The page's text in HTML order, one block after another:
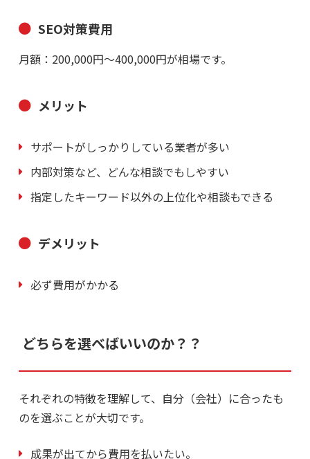
SEO対策費用
月額：200,000円～400,000円が相場です。
メリット
サポートがしっかりしている業者が多い
内部対策など、どんな相談でもしやすい
指定したキーワード以外の上位化や相談もできる
デメリット
必ず費用がかかる
どちらを選べばいいのか？？
それぞれの特徴を理解して、自分（会社）に合ったも
のを選ぶことが大切です。
成果が出てから費用を払いたい。